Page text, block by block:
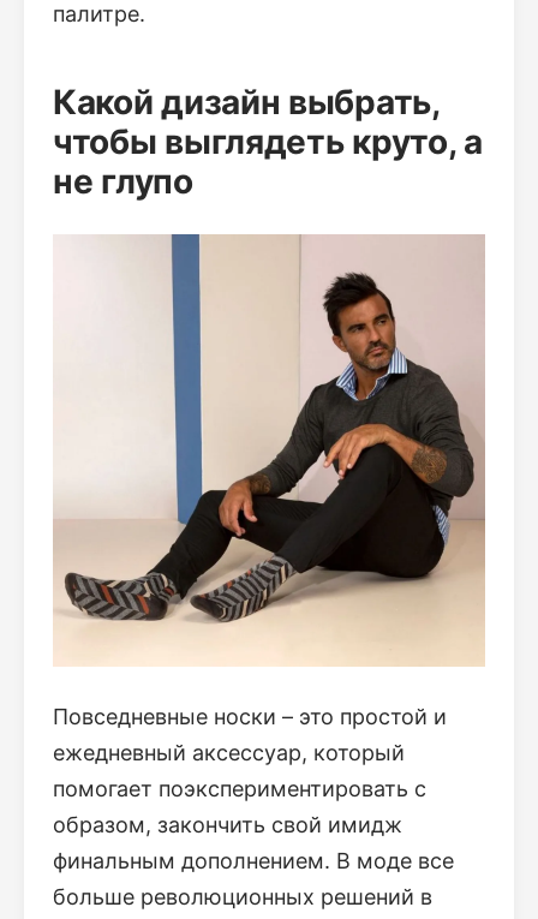
палитре.
Какой дизайн выбрать,
чтобы выглядеть круто, а
не глупо
Повседневные носки – это простой и
ежедневный аксессуар, который
помогает поэкспериментировать с
образом, закончить свой имидж
финальным дополнением. В моде все
больше революционных решений в